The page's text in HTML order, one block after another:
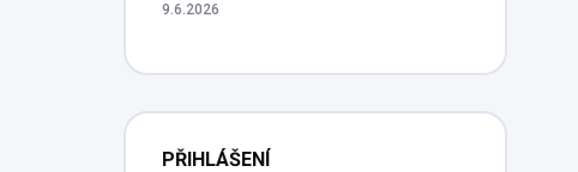
9.6.2026
PŘIHLÁŠENÍ